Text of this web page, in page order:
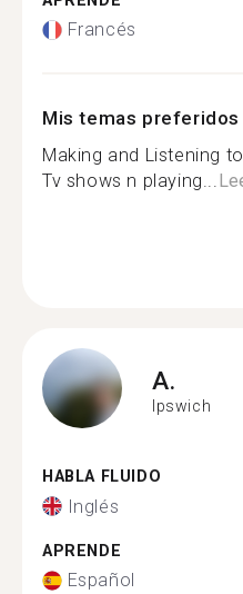
Francés
Mis temas preferidos
Making and Listening
Tv shows n playing...
A.
Ipswich
HABLA FLUIDO
Inglés
APRENDE
Español